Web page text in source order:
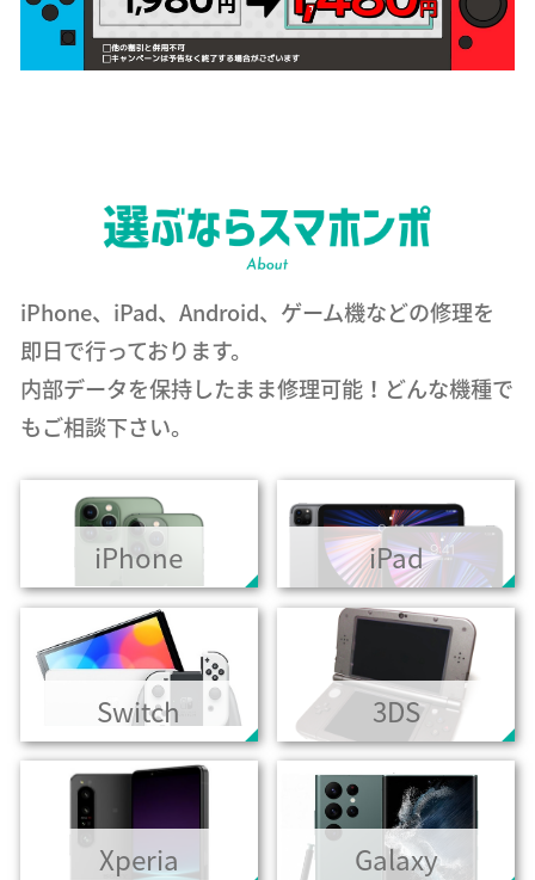
iPhone、iPad、Android、ゲーム機などの修理を
即日で行っております。
内部データを保持したまま修理可能！どんな機種で
もご相談下さい。
iPhone iPad
Switch 3DS
Xperia Galaxy